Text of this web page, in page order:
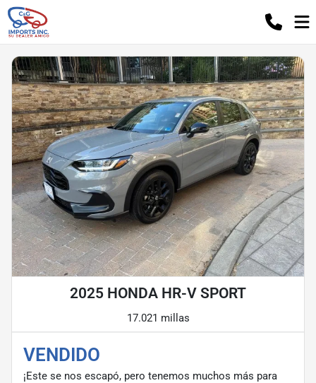
2025 HONDA HR-V SPORT
17.021 millas
VENDIDO
¡Este se nos escapó, pero tenemos muchos más para